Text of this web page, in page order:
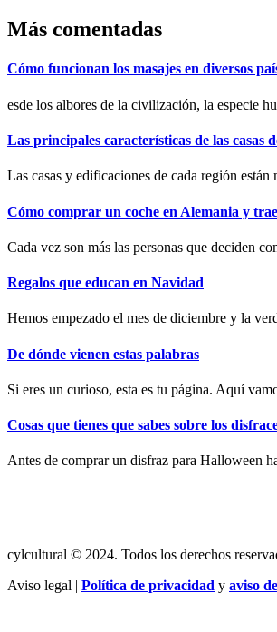
Más comentadas
Cómo funcionan los masajes en diversos
esde los albores de la civilización, la especie
Las principales características de las casas
Las casas y edificaciones de cada región
Cómo comprar un coche en Alemania y
Cada vez son más las personas que deciden
Regalos que educan en Navidad
Hemos empezado el mes de diciembre y la
De dónde vienen estas palabras
Si eres un curioso, esta es tu página. Aquí
Cosas que tienes que sabes sobre los
Antes de comprar un disfraz para Halloween
cylcultural © 2024. Todos los derechos
Aviso legal | Política de privacidad y aviso